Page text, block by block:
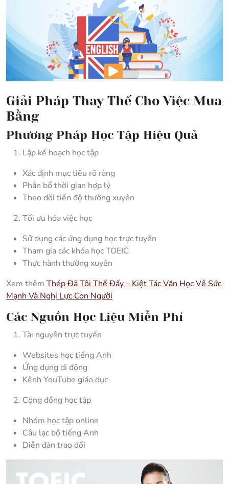
Giải Pháp Thay Thế Cho Việc Mua
Bằng
Phương Pháp Học Tập Hiệu Quả
Lập kế hoạch học tập
Xác định mục tiêu rõ ràng
Phân bổ thời gian hợp lý
Theo dõi tiến độ thường xuyên
Tối ưu hóa việc học
Sử dụng các ứng dụng học trực tuyến
Tham gia các khóa học TOEIC
Thực hành thường xuyên
Xem thêm Thép Đã Tôi Thế Đấy – Kiệt Tác Văn Học Về Sức
Mạnh Và Nghị Lực Con Người
Các Nguồn Học Liệu Miễn Phí
Tài nguyên trực tuyến
Websites học tiếng Anh
Ứng dụng di động
Kênh YouTube giáo dục
Cộng đồng học tập
Nhóm học tập online
Câu lạc bộ tiếng Anh
Diễn đàn trao đổi